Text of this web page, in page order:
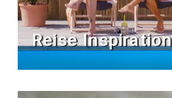
Reise